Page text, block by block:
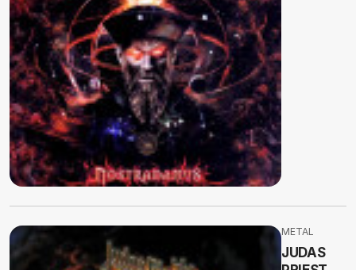
METAL
JUDAS